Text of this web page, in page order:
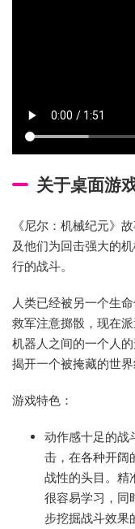
关于桌面游
《尼尔：机械纪元》
及他们为回击强大的
行的战斗。
人类已经被另一个生
救军注意掷骰，现在
机器人之间的一个人
揭开一个被掩藏的世界
游戏特色：
动作感十足的战
击，在各种开阔
战性的头目。精
很容易学习，同
步挖掘战斗效果